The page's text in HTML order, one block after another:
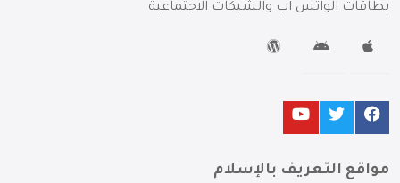
بطاقات الواتس آب والشبكات الاجتماعية
مواقع التعريف بالإسلام